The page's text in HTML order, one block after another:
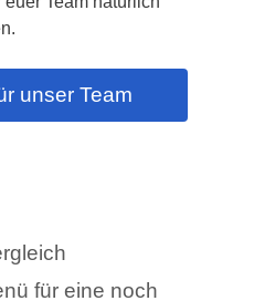
unser Team
für eine noch